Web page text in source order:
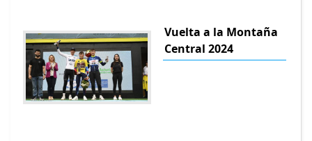
Vuelta a la Montaña
Central 2024